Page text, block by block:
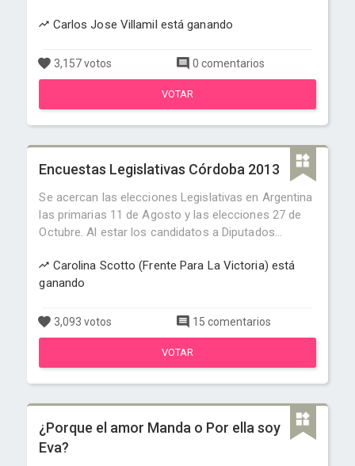
Carlos Jose Villamil está ganando
3,157 votos 0 comentarios
VOTAR
Encuestas Legislativas Córdoba 2013
Se acercan las elecciones Legislativas en Argentina
las primarias 11 de Agosto y las elecciones 27 de
Octubre. Al estar los candidatos a Diputados...
Carolina Scotto (Frente Para La Victoria) está
ganando
3,093 votos 15 comentarios
VOTAR
¿Porque el amor Manda o Por ella soy
Eva?